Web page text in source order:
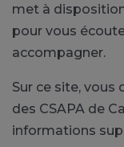
met à
pour vous
accompagner.
Sur ce site, vous
des CSAPA de
informations